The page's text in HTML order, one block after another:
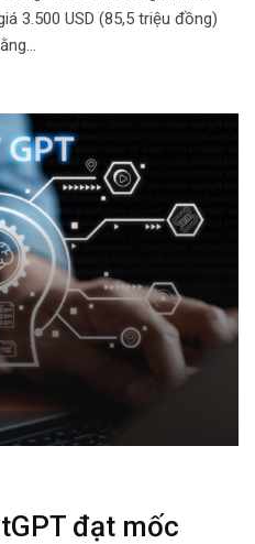
3.500 USD (85,5 triệu đồng)
đạt mốc